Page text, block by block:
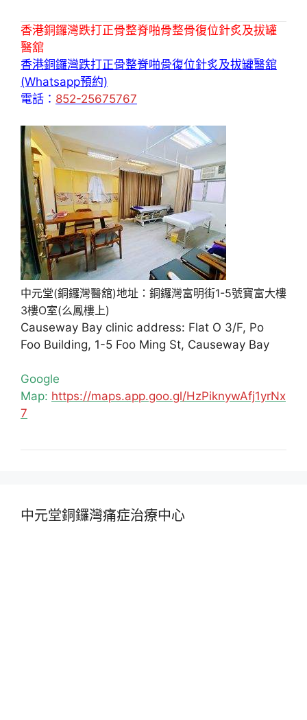
香港銅鑼灣跌打正骨整脊啪骨整骨復位針炙及拔罐
醫舘
香港銅鑼灣跌打正骨整脊啪骨復位針炙及拔罐醫舘
(Whatsapp預約)
電話： 852-25675767
中元堂(銅鑼灣醫舘)地址：銅鑼灣富明街1-5號寶富大樓
3樓O室(么鳳樓上)
Causeway Bay clinic address: Flat O 3/F, Po
Foo Building, 1-5 Foo Ming St, Causeway Bay
Google
Map: https://maps.app.goo.gl/HzPiknywAfj1yrNx
7
中元堂銅鑼灣痛症治療中心